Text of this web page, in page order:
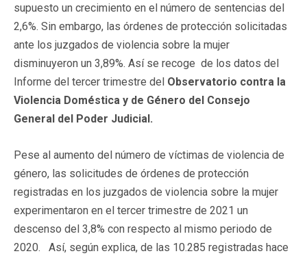
supuesto un crecimiento en el número de sentencias del
2,6%. Sin embargo, las órdenes de protección solicitadas
ante los juzgados de violencia sobre la mujer
disminuyeron un 3,89%. Así se recoge de los datos del
Informe del tercer trimestre del Observatorio contra la
Violencia Doméstica y de Género del Consejo
General del Poder Judicial.
Pese al aumento del número de víctimas de violencia de
género, las solicitudes de órdenes de protección
registradas en los juzgados de violencia sobre la mujer
experimentaron en el tercer trimestre de 2021 un
descenso del 3,8% con respecto al mismo periodo de
2020. Así, según explica, de las 10.285 registradas hace